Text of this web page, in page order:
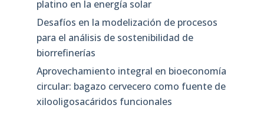
platino en la energía solar
Desafíos en la modelización de procesos
para el análisis de sostenibilidad de
biorrefinerías
Aprovechamiento integral en bioeconomía
circular: bagazo cervecero como fuente de
xilooligosacáridos funcionales